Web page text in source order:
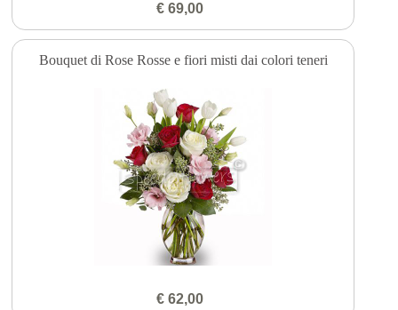
€ 69,00
Bouquet di Rose Rosse e fiori misti dai colori teneri
€ 62,00